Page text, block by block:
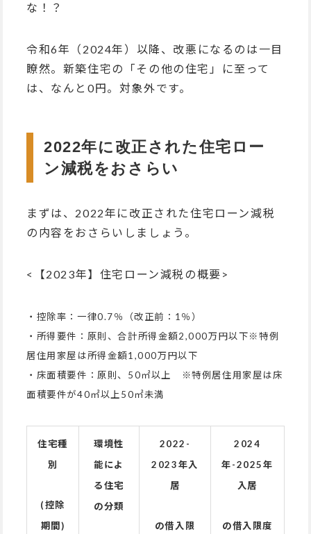
な！？
令和6年（2024年）以降、改悪になるのは一目
瞭然。新築住宅の「その他の住宅」に至って
は、なんと0円。対象外です。
2022年に改正された住宅ロー
ン減税をおさらい
まずは、2022年に改正された住宅ローン減税
の内容をおさらいしましょう。
<【2023年】住宅ローン減税の概要>
・控除率：一律0.7％（改正前：1％）
・所得要件：原則、合計所得金額2,000万円以下※特例
居住用家屋は所得金額1,000万円以下
・床面積要件：原則、50㎡以上 ※特例居住用家屋は床
面積要件が40㎡以上50㎡未満
住宅種
別
(控除
期間)
環境性
能によ
る住宅
の分類
2022-
2023年入
居
の借入限
2024
年-2025年
入居
の借入限度